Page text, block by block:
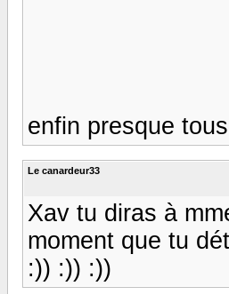
enfin presque
Le canardeur33
Xav tu diras à
moment que tu
:)) :)) :))